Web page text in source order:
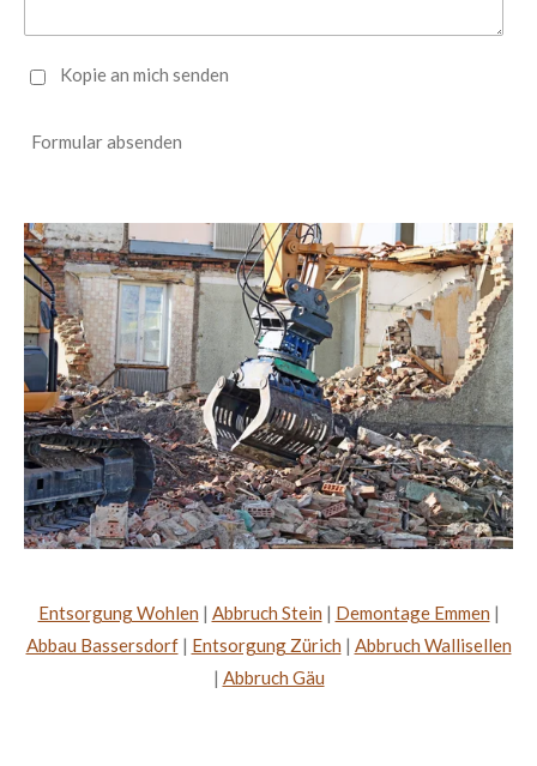
Kopie an mich senden
Formular absenden
Entsorgung Wohlen | Abbruch Stein | Demontage Emmen |
Abbau Bassersdorf| Entsorgung Zürich | Abbruch Wallisellen
| Abbruch Gäu